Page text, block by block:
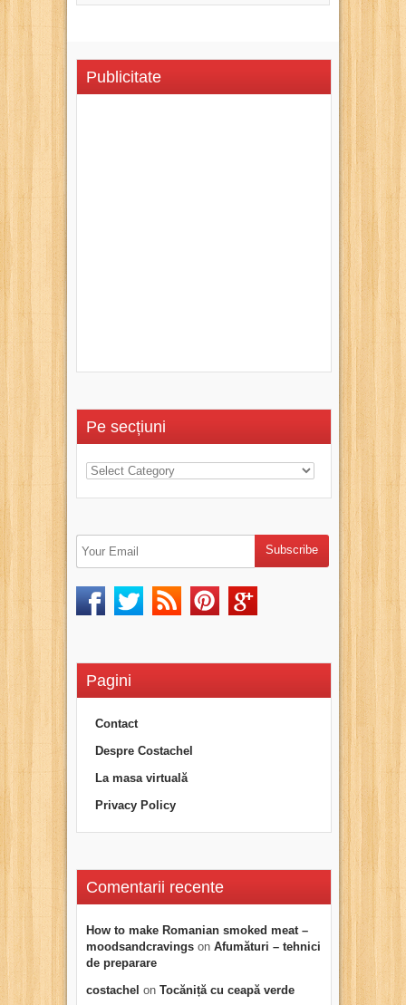
Publicitate
Pe secțiuni
Pagini
Contact
Despre Costachel
La masa virtuală
Privacy Policy
Comentarii recente
How to make Romanian smoked meat –
moodsandcravings on Afumături – tehnici
de preparare
costachel on Tocăniță cu ceapă verde